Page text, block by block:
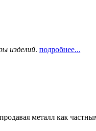
изделий. подробнее...
металл как